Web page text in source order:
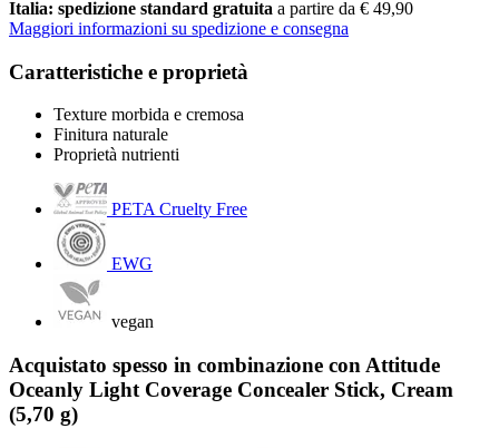
Italia: spedizione standard gratuita a partire da € 49,90
Maggiori informazioni su spedizione e consegna
Caratteristiche e proprietà
Texture morbida e cremosa
Finitura naturale
Proprietà nutrienti
PETA Cruelty Free
EWG
vegan
Acquistato spesso in combinazione con Attitude
Oceanly Light Coverage Concealer Stick, Cream
(5,70 g)